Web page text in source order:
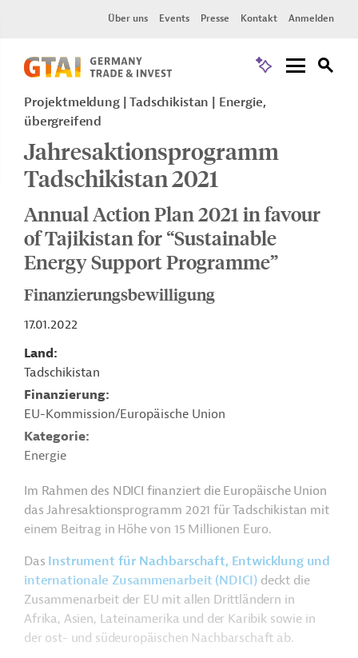
Über uns Events Presse Kontakt Anmelden
Projektmeldung Tadschikistan
Energie,
übergreifend
Jahresaktionsprogramm
Tadschikistan 2021
Annual Action Plan 2021 in favour
of Tajikistan for “Sustainable
Energy Support Programme”
Finanzierungsbewilligung
17.01.2022
Land
Tadschikistan
Finanzierung
EU-Kommission/Europäische Union
Kategorie
Energie
Im Rahmen des NDICI finanziert die Europäische Union
das Jahresaktionsprogramm 2021 für Tadschikistan mit
einem Beitrag in Höhe von 15 Millionen Euro.
Das Instrument für Nachbarschaft, Entwicklung und
internationale Zusammenarbeit (NDICI) deckt die
Zusammenarbeit der EU mit allen Drittländern in
Afrika, Asien, Lateinamerika und der Karibik sowie in
der ost- und südeuropäischen Nachbarschaft ab.